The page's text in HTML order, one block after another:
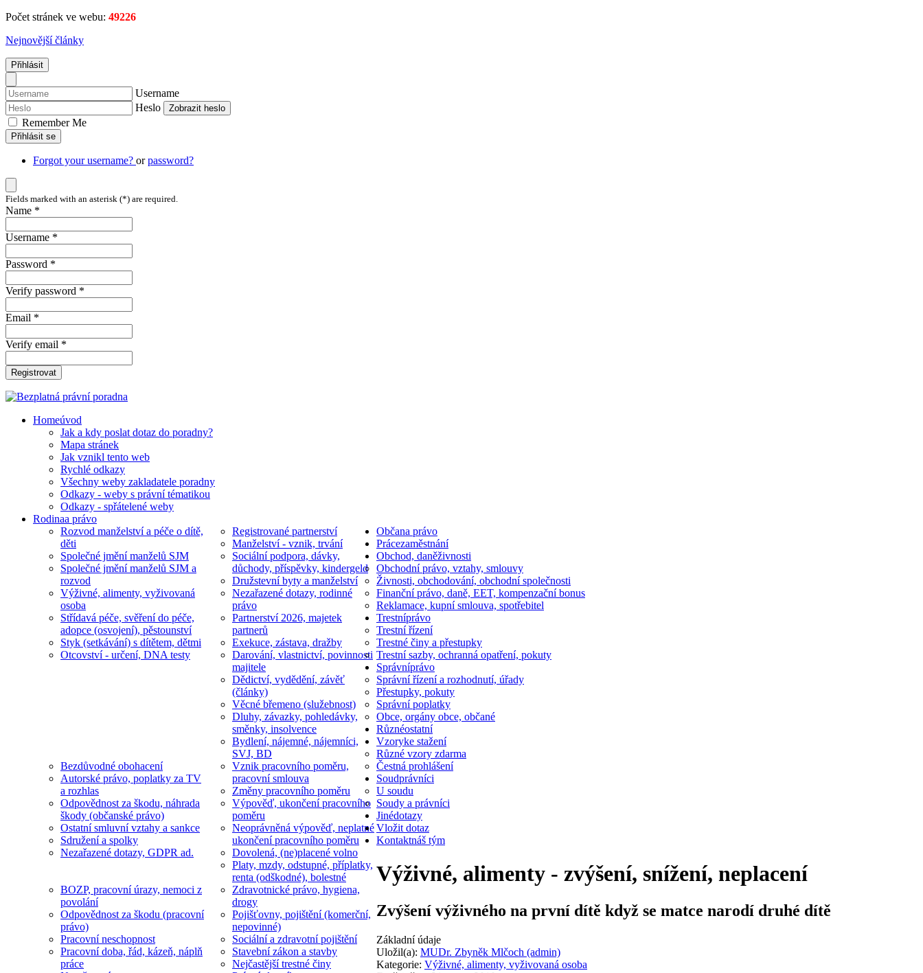
Počet stránek ve webu: 49226
Nejnovější články
Přihlásit
Username
Heslo
Zobrazit heslo
Remember Me
Přihlásit se
Forgot your username? orpassword?
Fields marked with an asterisk (*) are required.
Name *
Username *
Password *
Verify password *
Email *
Verify email *
Registrovat
Homeúvod
Jak a kdy poslat dotaz do poradny?
Mapa stránek
Jak vznikl tento web
Rychlé odkazy
Všechny weby zakladatele poradny
Odkazy - weby s právní tématikou
Odkazy - spřátelené weby
Rodinaa právo
Rozvod manželství a péče o dítě,
děti
Společné jmění manželů SJM
Společné jmění manželů SJM a
rozvod
Výživné, alimenty, vyživovaná
osoba
Střídavá péče, svěření do péče,
adopce (osvojení), pěstounství
Styk (setkávání) s dítětem, dětmi
Otcovství - určení, DNA testy
Registrované partnerství
Manželství - vznik, trvání
Sociální podpora, dávky,
důchody, příspěvky, kindergeld
Družstevní byty a manželství
Nezařazené dotazy, rodinné
právo
Partnerství 2026, majetek
partnerů
Občana právo
Exekuce, zástava, dražby
Darování, vlastnictví, povinnosti
majitele
Dědictví, vydědění, závěť
(články)
Věcné břemeno (služebnost)
Dluhy, závazky, pohledávky,
směnky, insolvence
Bydlení, nájemné, nájemníci,
SVJ, BD
Bezdůvodné obohacení
Autorské právo, poplatky za TV
a rozhlas
Odpovědnost za škodu, náhrada
škody (občanské právo)
Ostatní smluvní vztahy a sankce
Sdružení a spolky
Nezařazené dotazy, GDPR ad.
Prácezaměstnání
Vznik pracovního poměru,
pracovní smlouva
Změny pracovního poměru
Výpověď, ukončení pracovního
poměru
Neoprávněná výpověď, neplatné
ukončení pracovního poměru
Dovolená, (ne)placené volno
Platy, mzdy, odstupné, příplatky,
renta (odškodné), bolestné
BOZP, pracovní úrazy, nemoci z
povolání
Odpovědnost za škodu (pracovní
právo)
Pracovní neschopnost
Pracovní doba, řád, kázeň, náplň
práce
Obchod, daněživnosti
Obchodní právo, vztahy, smlouvy
Živnosti, obchodování, obchodní společnosti
Finanční právo, daně, EET, kompenzační bonus
Reklamace, kupní smlouva, spotřebitel
Trestníprávo
Trestní řízení
Trestné činy a přestupky
Trestní sazby, ochranná opatření, pokuty
Správníprávo
Správní řízení a rozhodnutí, úřady
Přestupky, pokuty
Správní poplatky
Obce, orgány obce, občané
Různéostatní
Zdravotnické právo, hygiena,
drogy
Pojišťovny, pojištění (komerční,
nepovinné)
Sociální a zdravotní pojištění
Stavební zákon a stavby
Nejčastější trestné činy
Vzoryke stažení
Různé vzory zdarma
Čestná prohlášení
Soudprávníci
U soudu
Soudy a právníci
Jinédotazy
Vložit dotaz
Kontaktnáš tým
Výživné, alimenty - zvýšení, snížení, neplacení
Zvýšení výživného na první dítě když se matce narodí druhé dítě
Základní údaje
Uložil(a): MUDr. Zbyněk Mlčoch (admin)
Kategorie: Výživné, alimenty, vyživovaná osoba